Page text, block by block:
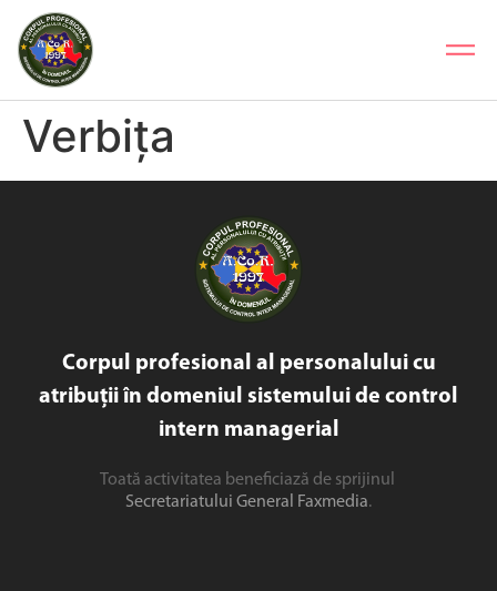
Verbița
Corpul profesional al personalului cu
atribuții în domeniul sistemului de control
intern managerial
Toată activitatea beneficiază de sprijinul
Secretariatului General Faxmedia.